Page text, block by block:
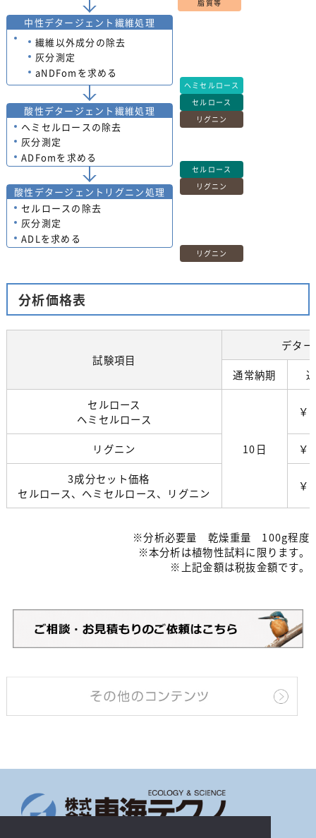
脂質等
中性デタージェント繊維処理
繊維以外成分の除去
灰分測定
aNDFomを求める
ヘミセルロース
セルロース
リグニン
酸性デタージェント繊維処理
ヘミセルロースの除去
灰分測定
ADFomを求める
セルロース
リグニン
酸性デタージェントリグニン処理
セルロースの除去
灰分測定
ADLを求める
リグニン
分析価格表
試験項目
デタ
通常納期
セルロース
ヘミセルロース
10日
￥
リグニン
￥
3成分セット価格
セルロース、ヘミセルロース、リグニン
￥
※分析必要量 乾燥重量 100g程度
※本分析は植物性試料に限ります。
※上記金額は税抜金額です。